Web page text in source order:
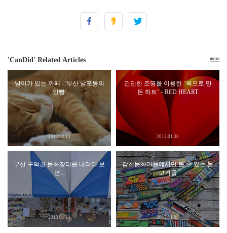
'CanDid' Related Articles
냥이가 있는 까페 - '부산 남포동의
안빵'
2013.02.13
간단한 조명을 이용한 "책으로 만
든 하트" - RED HEART
2013.01.30
부산 구덕골 문화장터를 내려다 보
면...
2013.01.11
감천문화마을에서만 볼 수 있는 물
고기들
2012.11.09
more